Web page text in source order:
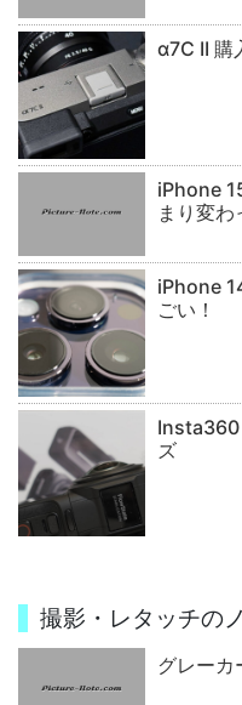
α7C II 購
iPhone
まり変わ
iPhone
ごい！
Insta360
ズ
撮影・レタッチの
グレーカ